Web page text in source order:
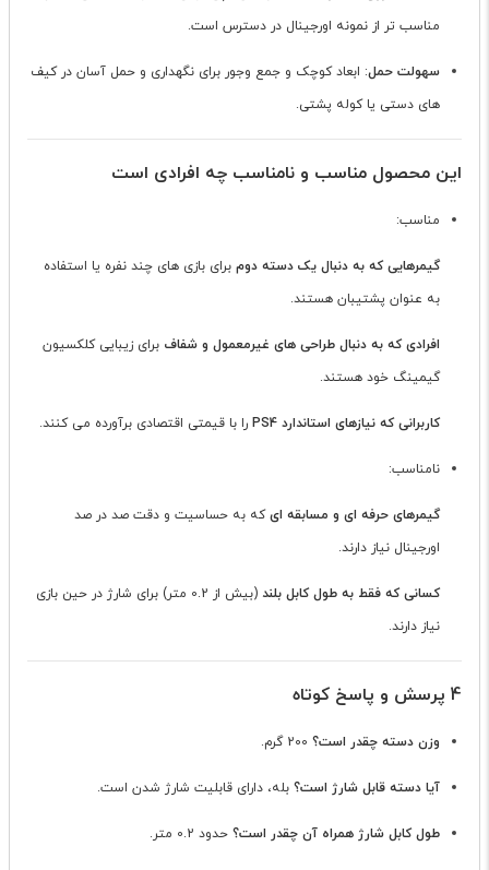
مناسب تر از نمونه اورجینال در دسترس است.
سهولت حمل: ابعاد کوچک و جمع وجور برای نگهداری و حمل آسان در کیف
های دستی یا کوله پشتی.
این محصول مناسب و نامناسب چه افرادی است
مناسب:
گیمرهایی که به دنبال یک دسته دوم برای بازی های چند نفره یا استفاده
به عنوان پشتیبان هستند.
افرادی که به دنبال طراحی های غیرمعمول و شفاف برای زیبایی کلکسیون
گیمینگ خود هستند.
کاربرانی که نیازهای استاندارد PS4 را با قیمتی اقتصادی برآورده می کنند.
نامناسب:
گیمرهای حرفه ای و مسابقه ایکه به حساسیت و دقت صد در صد
اورجینال نیاز دارند.
کسانی که فقط به طول کابل بلند
(بیش از 0.2 متر) برای شارژ در حین بازی
نیاز دارند.
4 پرسش و پاسخ کوتاه
وزن دسته چقدر است؟
آیا دسته قابل شارژ است؟ بله، دارای قابلیت شارژ شدن است.
طول کابل شارژ همراه آن چقدر است؟ حدود 0.2 متر.